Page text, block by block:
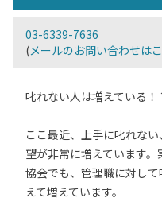
03-6339-7636
(メールのお問い合わせは
叱れない人は増えている！
ここ最近、上手に叱れな
望が非常に増えています
協会でも、管理職に対し
えて増えています。